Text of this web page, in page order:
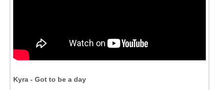
Kyra - Got to be a day